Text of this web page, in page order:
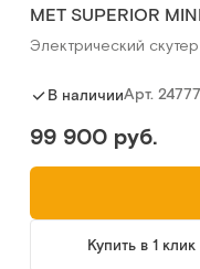
MET SUPERIOR MINI
Электрический
В наличииАрт. 24777
99 900 руб.
Купить в 1 клик